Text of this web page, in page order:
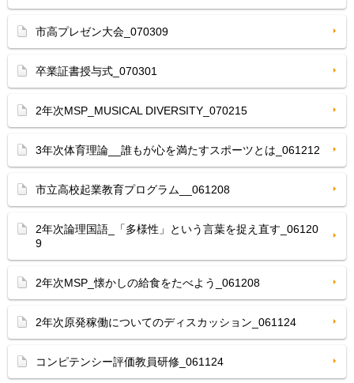
市高プレゼン大会_070309
卒業証書授与式_070301
2年次MSP_MUSICAL DIVERSITY_070215
3年次体育理論__誰もが心を満たすスポーツとは_061212
市立高校起業教育プログラム__061208
2年次論理国語_「多様性」という言葉を捉え直す_06120
9
2年次MSP_懐かしの給食をたべよう_061208
2年次原発稼働についてのディスカッション_061124
コンピテンシー評価教員研修_061124